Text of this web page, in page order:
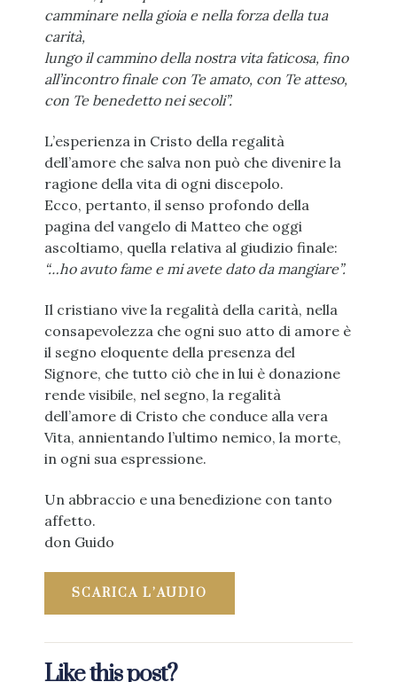
camminare nella gioia e nella forza della tua
carità,
lungo il cammino della nostra vita faticosa, fino
all’incontro finale con Te amato, con Te atteso,
con Te benedetto nei secoli”.
L’esperienza in Cristo della regalità
dell’amore che salva non può che divenire la
ragione della vita di ogni discepolo.
Ecco, pertanto, il senso profondo della
pagina del vangelo di Matteo che oggi
ascoltiamo, quella relativa al giudizio finale:
“…ho avuto fame e mi avete dato da mangiare”.
Il cristiano vive la regalità della carità, nella
consapevolezza che ogni suo atto di amore è
il segno eloquente della presenza del
Signore, che tutto ciò che in lui è donazione
rende visibile, nel segno, la regalità
dell’amore di Cristo che conduce alla vera
Vita, annientando l’ultimo nemico, la morte,
in ogni sua espressione.
Un abbraccio e una benedizione con tanto
affetto.
don Guido
SCARICA L’AUDIO
Like this post?